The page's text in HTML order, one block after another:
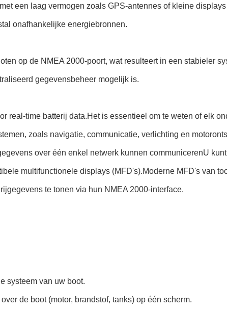
een laag vermogen zoals GPS-antennes of kleine
onafhankelijke energiebronnen.
op de NMEA 2000-poort, wat resulteert in een stabieler
gegevensbeheer mogelijk is.
time batterij data.Het is essentieel om te weten of elk
zoals navigatie, communicatie, verlichting en
over één enkel netwerk kunnen communicerenU
multifunctionele displays (MFD's).Moderne MFD's van
te tonen via hun NMEA 2000-interface.
systeem van uw boot.
de boot (motor, brandstof, tanks) op één scherm.